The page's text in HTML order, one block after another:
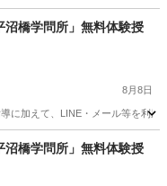
先生
橋学問所」無料体験授
8月8日
に加えて、LINE・メール等を利
橋学問所」無料体験授